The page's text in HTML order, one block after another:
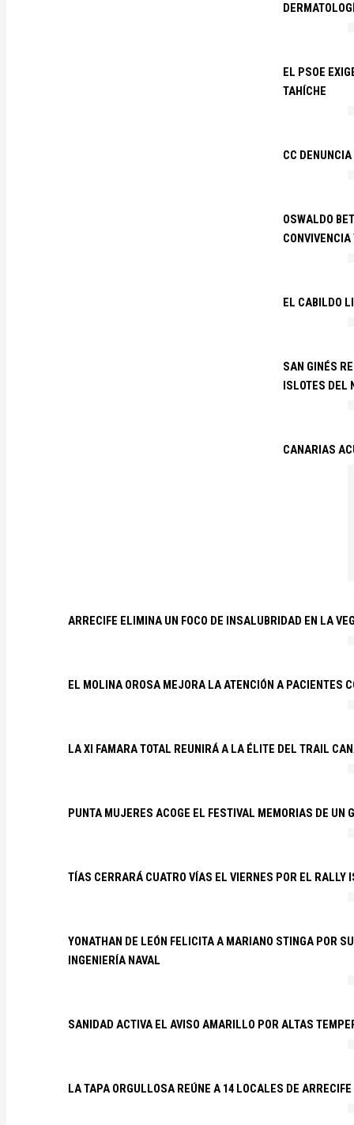
EL PSOE
TAHÍCHE
CC
OSWALDO
EL CABILDO
SAN GINÉS
ISLOTES DEL
CANARIAS
ARRECIFE ELIMINA UN FOCO DE INSALUBRIDAD EN LA
EL MOLINA OROSA MEJORA LA ATENCIÓN A PACIENTES
LA XI FAMARA TOTAL REUNIRÁ A LA ÉLITE DEL TRAIL
PUNTA MUJERES ACOGE EL FESTIVAL MEMORIAS DE UN
TÍAS CERRARÁ CUATRO VÍAS EL VIERNES POR EL RALLY
YONATHAN DE LEÓN FELICITA A MARIANO STINGA POR
INGENIERÍA NAVAL
SANIDAD ACTIVA EL AVISO AMARILLO POR ALTAS
LA TAPA ORGULLOSA REÚNE A 14 LOCALES DE ARRECIFE